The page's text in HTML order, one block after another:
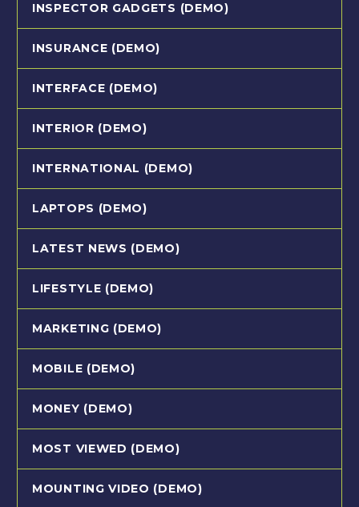
INSPECTOR GADGETS (DEMO)
INSURANCE (DEMO)
INTERFACE (DEMO)
INTERIOR (DEMO)
INTERNATIONAL (DEMO)
LAPTOPS (DEMO)
LATEST NEWS (DEMO)
LIFESTYLE (DEMO)
MARKETING (DEMO)
MOBILE (DEMO)
MONEY (DEMO)
MOST VIEWED (DEMO)
MOUNTING VIDEO (DEMO)